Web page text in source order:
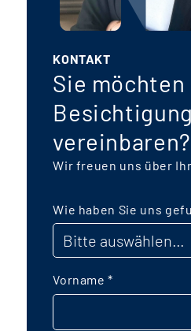
KONTAKT
Sie möchten
vereinbaren?
Wir freuen uns über
Wie haben Sie uns
Vorname*